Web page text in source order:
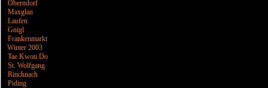
Oberndorf
Maxglan
Laufen
Gnigl
Frankenmarkt
Winter 2003
Tae Kwon Do
St. Wolfgang
Rinchnach
Piding